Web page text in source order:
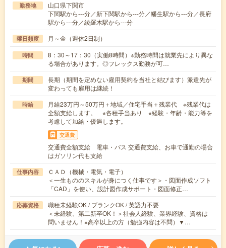
勤務地
山口県下関市
下関駅から---分／新下関駅から---分／幡生駅から---分／長府
駅から---分／綾羅木駅から---分
曜日頻度 月～金（週休2日制）
時間
8：30～17：30（実働8時間）※勤務時間は就業先により異な
る場合があります。◎フレックス勤務が可…
期間
長期（期間を定めない雇用契約を当社と結びます）派遣先が
変わっても雇用は継続！
時給
月給23万円～50万円＋地域／住宅手当＋残業代 ※残業代は
全額支給します。 ※各種手当あり ※経験・年齢・能力等を
考慮して加給・優遇します。
交通費
交通費全額支給 電車・バス 交通費支給、お車で通勤の場合
はガソリン代も支給
仕事内容
ＣＡＤ（機械・電気・電子）
＜一生もののスキルが身につく仕事です＞・図面作成ソフト
「CAD」を使い、設計図作成サポート・図面修正…
応募資格
職種未経験OK / ブランクOK / 英語力不要
＜未経験、第二新卒OK！＞社会人経験、業界経験、資格は
問いません！※高卒以上の方（勉強内容は不問）▼…